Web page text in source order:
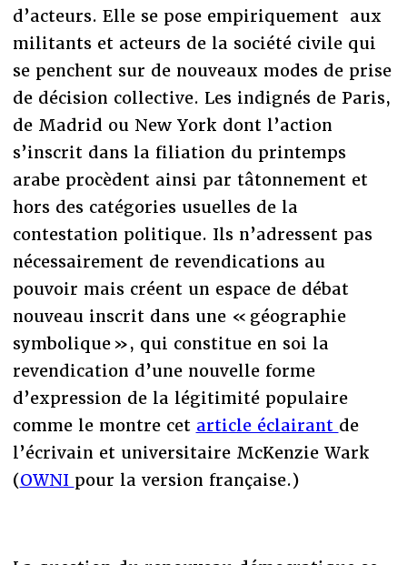
d’acteurs. Elle se pose empiriquement aux
militants et acteurs de la société civile qui
se penchent sur de nouveaux modes de prise
de décision collective. Les indignés de Paris,
de Madrid ou New York dont l’action
s’inscrit dans la filiation du printemps
arabe procèdent ainsi par tâtonnement et
hors des catégories usuelles de la
contestation politique. Ils n’adressent pas
nécessairement de revendications au
pouvoir mais créent un espace de débat
nouveau inscrit dans une « géographie
symbolique », qui constitue en soi la
revendication d’une nouvelle forme
d’expression de la légitimité populaire
comme le montre cet article éclairant de
l’écrivain et universitaire McKenzie Wark
(OWNI pour la version française.)